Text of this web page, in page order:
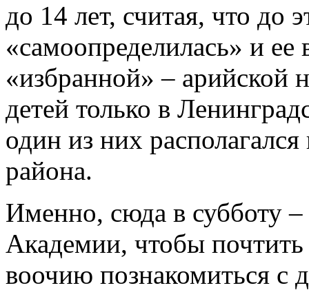
до 14 лет, считая, что до
«самоопределилась» и
«избранной» –
детей только в
один из них
района.
Именно, сюда в субботу
Академии, чтобы
воочию познакомиться с